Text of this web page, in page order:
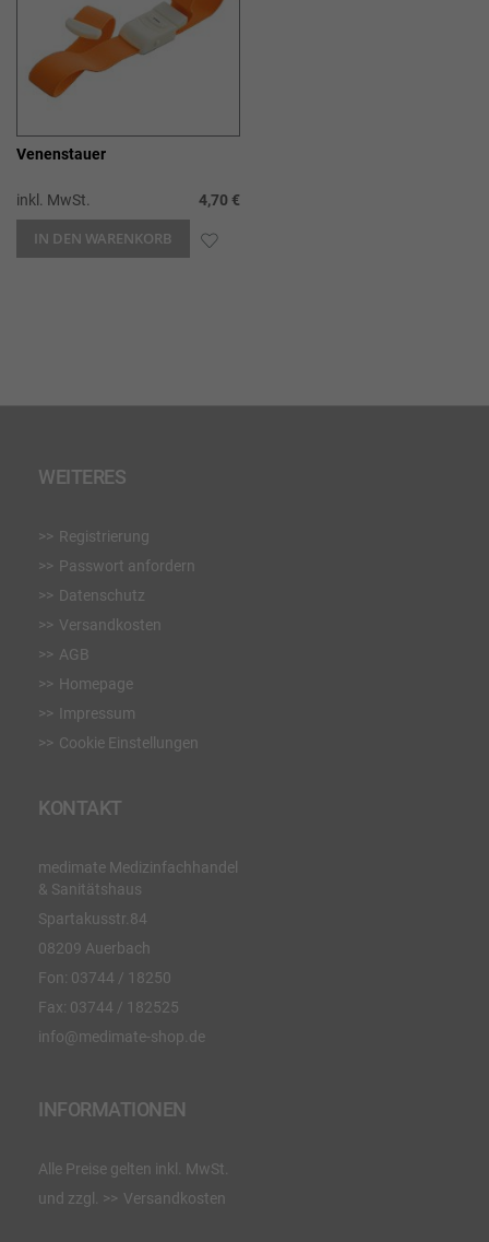
Venenstauer
inkl. MwSt. 4,70 €
IN DEN WARENKORB ZUR
WEITERES
Registrierung
Passwort anfordern
Datenschutz
Versandkosten
AGB
Homepage
Impressum
Cookie Einstellungen
KONTAKT
medimate Medizinfachhandel
& Sanitätshaus
Spartakusstr.84
08209 Auerbach
Fon: 03744 / 18250
Fax: 03744 / 182525
info@medimate-shop.de
INFORMATIONEN
Alle Preise gelten inkl. MwSt.
und zzgl.
Versandkosten